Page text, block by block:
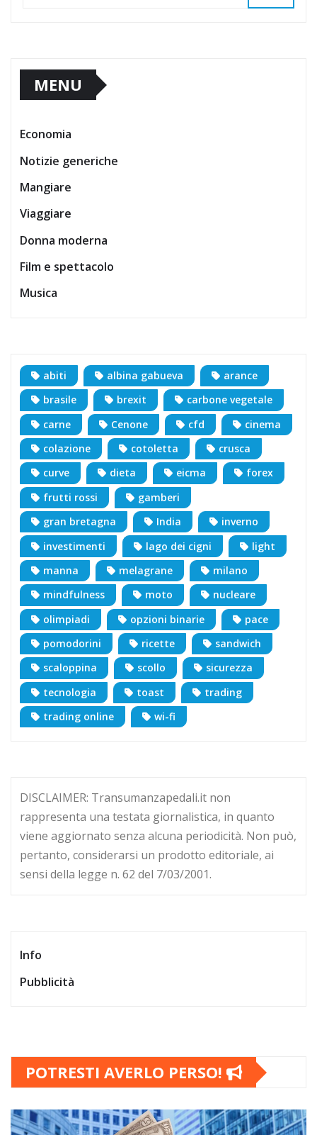
MENU
Economia
Notizie generiche
Mangiare
Viaggiare
Donna moderna
Film e spettacolo
Musica
abiti albina gabueva
arance
brasile
brexit
carbone vegetale
carne
Cenone cfd
cinema
colazione
cotoletta
crusca
curve
dieta eicma
forex
frutti rossi
gamberi
gran bretagna
India
inverno
investimenti
lago dei cigni
light
manna
melagrane
milano
mindfulness
moto
nucleare
olimpiadi
opzioni binarie
pace
pomodorini
ricette
sandwich
scaloppina
scollo
sicurezza
tecnologia
toast
trading
trading online
wi-fi
DISCLAIMER: Transumanzapedali.it non
rappresenta una testata giornalistica, in quanto
viene aggiornato senza alcuna periodicità. Non può,
pertanto, considerarsi un prodotto editoriale, ai
sensi della legge n. 62 del 7/03/2001.
Info
Pubblicità
POTRESTI AVERLO PERSO!